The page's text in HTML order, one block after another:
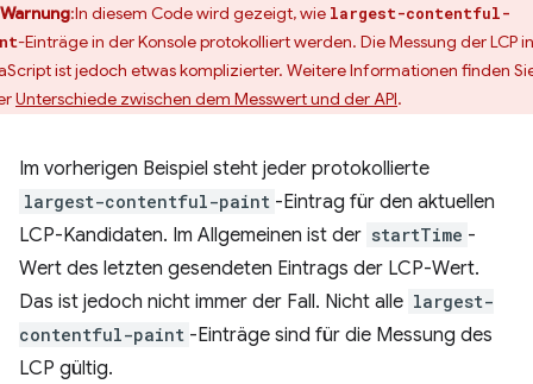
Warnung:In diesem Code wird gezeigt, wie largest-contentful-
-Einträge in der Konsole protokolliert werden. Die Messung der LCP in
ist jedoch etwas komplizierter. Weitere Informationen finden
Unterschiede zwischen dem Messwert und der API.
Im vorherigen Beispiel steht jeder protokollierte
largest-contentful-paint -Eintrag für den aktuellen
LCP-Kandidaten. Im Allgemeinen ist der startTime -
Wert des letzten gesendeten Eintrags der LCP-Wert.
Das ist jedoch nicht immer der Fall. Nicht alle largest-
contentful-paint -Einträge sind für die Messung des
LCP gültig.